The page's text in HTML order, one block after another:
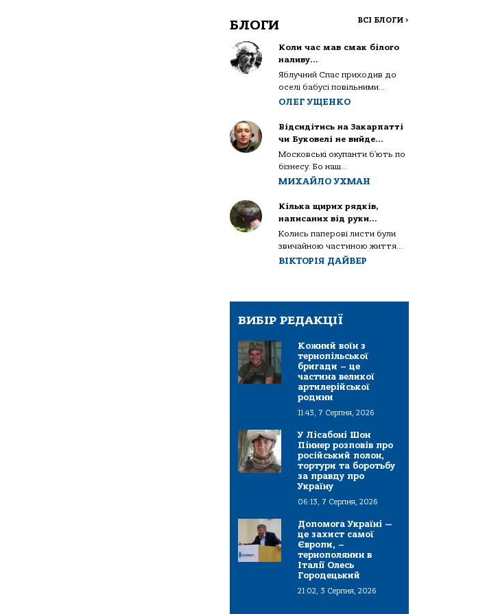
БЛОГИ ВСІ БЛОГИ >
Коли час мав смак білого
наливу…
Яблучний Спас приходив до
оселі бабусі повільними...
ОЛЕГ УЩЕНКО
Відсидітись на Закарпатті
чи Буковелі не вийде…
Московські окупанти б’ють по
бізнесу. Бо наш...
МИХАЙЛО УХМАН
Кілька щирих рядків,
написаних від руки…
Колись паперові листи були
звичайною частиною життя...
ВІКТОРІЯ ДАЙВЕР
ВИБІР РЕДАКЦІЇ
Кожний воїн з
тернопільської
бригади – це
частина великої
артилерійської
родини
11:43, 7 Серпня, 2026
У Лісабоні Шон
Піннер розповів про
російський полон,
тортури та боротьбу
за правду про
Україну
06:13, 7 Серпня, 2026
Допомога Україні —
це захист самої
Європи, –
тернополянин в
Італії Олесь
Городецький
21:02, 3 Серпня, 2026